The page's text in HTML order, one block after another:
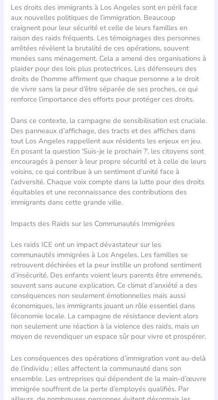
Les droits des immigrants à Los Angeles sont en péril face
aux nouvelles politiques de l’immigration. Beaucoup
craignent pour leur sécurité et celle de leurs familles en
raison des raids fréquents. Les témoignages des personnes
arrêtées révèlent la brutalité de ces opérations, souvent
menées sans ménagement. Cela a amené des organisations à
plaider pour des lois plus protectrices. Les défenseurs des
droits de l’homme affirment que chaque personne a le droit
de vivre sans la peur d’être séparée de ses proches, ce qui
renforce l’importance des efforts pour protéger ces droits.
Dans ce contexte, la campagne de sensibilisation est cruciale.
Des panneaux d’affichage, des tracts et des affiches dans
tout Los Angeles rappellent aux résidents les enjeux en jeu.
En posant la question ‘Suis-je le prochain ?’, les citoyens sont
encouragés à penser à leur propre sécurité et à celle de leurs
voisins, ce qui contribue à un sentiment d’unité face à
l’adversité. Chaque voix compte dans la lutte pour des droits
équitables et une reconnaissance des contributions des
immigrants dans cette grande ville.
Impacts des Raids sur les Communautés Immigrées
Les raids ICE ont un impact dévastateur sur les
communautés immigrées à Los Angeles. Les familles se
retrouvent déchirées et la peur instille un profond sentiment
d’insécurité. Des enfants voient leurs parents être emmenés,
souvent sans aucune explication. Ce climat d’anxiété a des
conséquences non seulement émotionnelles mais aussi
économiques, les immigrants jouant un rôle essentiel dans
l’économie locale. La campagne de résistance devient alors
non seulement une réaction à la violence des raids, mais un
moyen de revendiquer un espace sûr pour vivre et prospérer.
Les conséquences des opérations d’immigration vont au-delà
de l’individu ; elles affectent la communauté dans son
ensemble. Les entreprises qui dépendent de la main-d’œuvre
immigrée souffrent de la perte d’employés qualifiés. Par